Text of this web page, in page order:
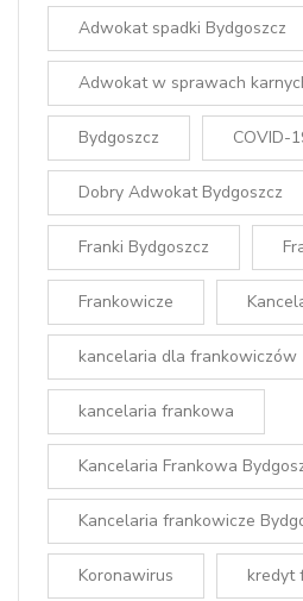
Adwokat spadki Bydgoszcz
Adwokat w sprawach
Bydgoszcz COVID-
Dobry Adwokat Bydgoszcz
Franki Bydgoszcz
Frankowicze
kancelaria dla frankowiczów
kancelaria frankowa
Kancelaria Frankowa
Kancelaria frankowicze
Koronawirus kredyt